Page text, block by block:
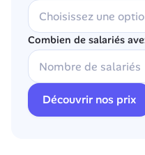
Combien de salariés
Découvrir nos prix